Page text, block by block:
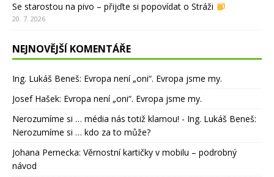
Se starostou na pivo – přijďte si popovídat o Stráži
20. 7. 2026
NEJNOVĚJŠÍ KOMENTÁŘE
Ing. Lukáš Beneš: Evropa není „oni“. Evropa jsme my.
Josef Hašek: Evropa není „oni“. Evropa jsme my.
Nerozumíme si … média nás totiž klamou! - Ing. Lukáš Beneš:
Nerozumíme si … kdo za to může?
Johana Pernecka: Věrnostní kartičky v mobilu – podrobný
návod